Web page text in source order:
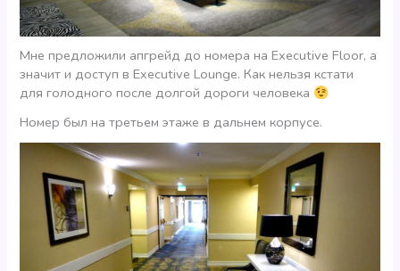
Мне предложили апгрейд до номера на Executive Floor, а
значит и доступ в Executive Lounge. Как нельзя кстати
для голодного после долгой дороги человека
Номер был на третьем этаже в дальнем корпусе.